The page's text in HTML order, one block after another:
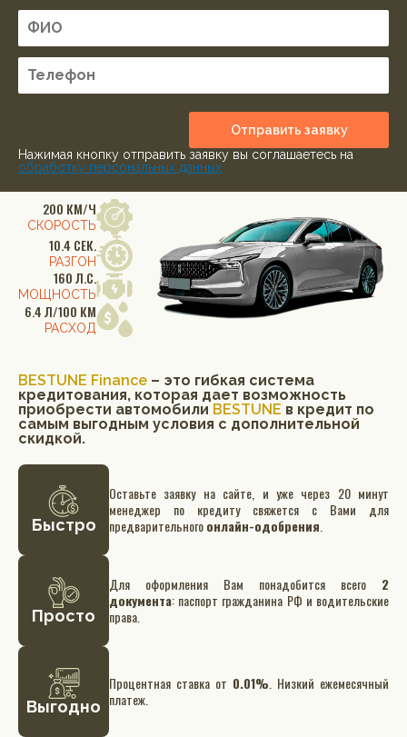
Отправить заявку
Нажимая кнопку отправить заявку вы соглашаетесь на
обработку персональных данных
200 КМ/Ч
СКОРОСТЬ
10.4 СЕК.
РАЗГОН
160 Л.С.
МОЩНОСТЬ
6.4 Л/100 КМ
РАСХОД
BESTUNE Finance – это гибкая система
кредитования, которая дает возможность
приобрести автомобили BESTUNE в кредит по
самым выгодным условия с дополнительной
скидкой.
Быстро
Оставьте заявку на сайте, и уже через 20 минут
менеджер по кредиту свяжется с Вами для
предварительногоонлайн-одобрения
Просто
Для оформления Вам понадобится всего 2
документа: паспорт гражданина РФ и водительские
права.
Выгодно
Процентная ставка от 0.01% . Низкий ежемесячный
платеж.